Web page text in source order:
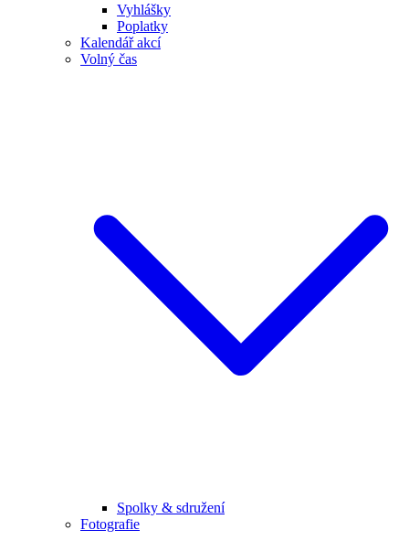
Vyhlášky
Poplatky
Kalendář akcí
Volný čas
Spolky & sdružení
Fotografie